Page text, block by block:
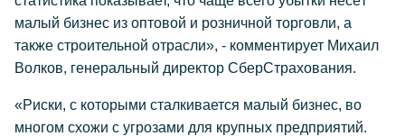
малый бизнес из оптовой и розничной торговли, а
также строительной отрасли», - комментирует Михаил
Волков, генеральный директор СберСтрахования.
«Риски, с которыми сталкивается малый бизнес, во
многом схожи с угрозами для крупных предприятий.